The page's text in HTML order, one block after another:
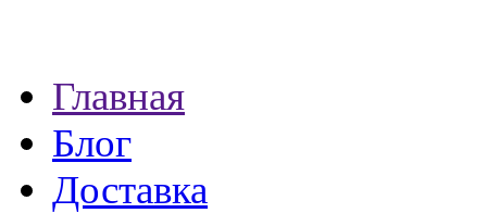
Главная
Блог
Доставка